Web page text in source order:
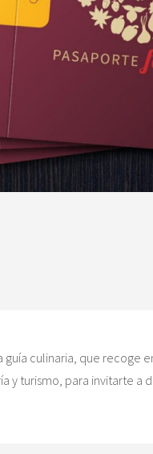
culinaria, que recoge
turismo, para invitarte a